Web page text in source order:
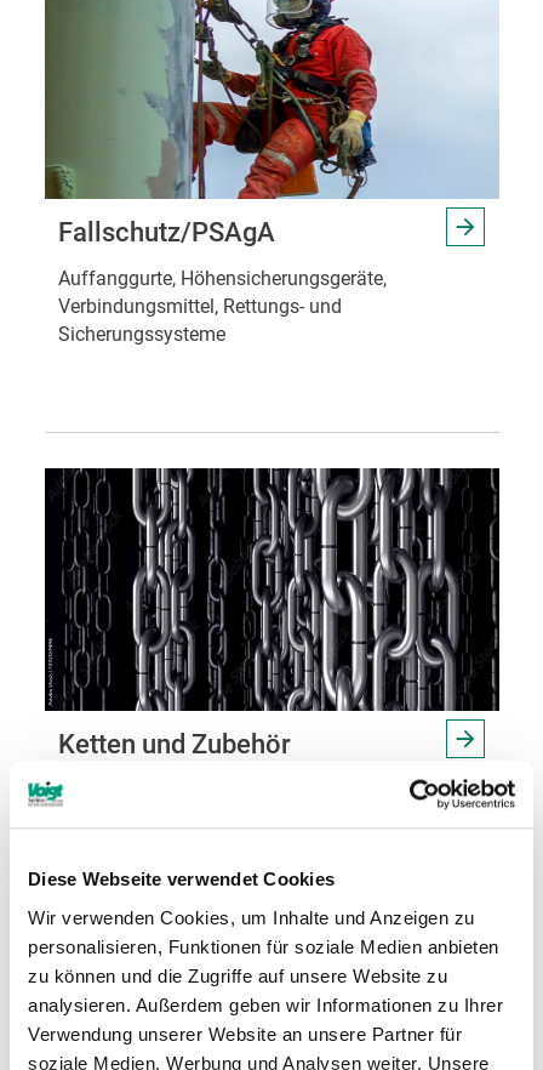
Diese Webseite verwendet Cookies
Wir verwenden Cookies, um Inhalte und Anzeigen zu
personalisieren, Funktionen für soziale Medien anbieten
zu können und die Zugriffe auf unsere Website zu
analysieren. Außerdem geben wir Informationen zu Ihrer
Verwendung unserer Website an unsere Partner für
soziale Medien, Werbung und Analysen weiter. Unsere
Fallschutz/PSAgA
Auffanggurte, Höhensicherungsgeräte,
Verbindungsmittel, Rettungs- und
Sicherungssysteme
Ketten und Zubehör
Meterketten nach DIN EN, Knotenketten,